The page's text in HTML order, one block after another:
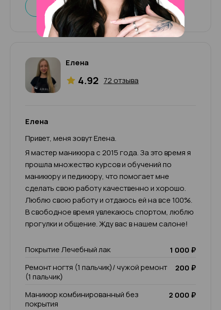
Записаться
Елена
4.92 72 отзыва
Елена
Привет, меня зовут Елена.
Я мастер маникюра с 2015 года. За это время я
прошла множество курсов и обучений по
маникюру и педикюру, что помогает мне
сделать свою работу качественно и хорошо.
Люблю свою работу и отдаюсь ей на все 100%.
В свободное время увлекаюсь спортом, люблю
прогулки и общение. Жду вас в нашем салоне!
Покрытие Лечебный лак
1 000 ₽
Ремонт ногтя (1 пальчик)/ чужой ремонт
(1 пальчик)
200 ₽
Маникюр комбинированный без
покрытия
2 000 ₽